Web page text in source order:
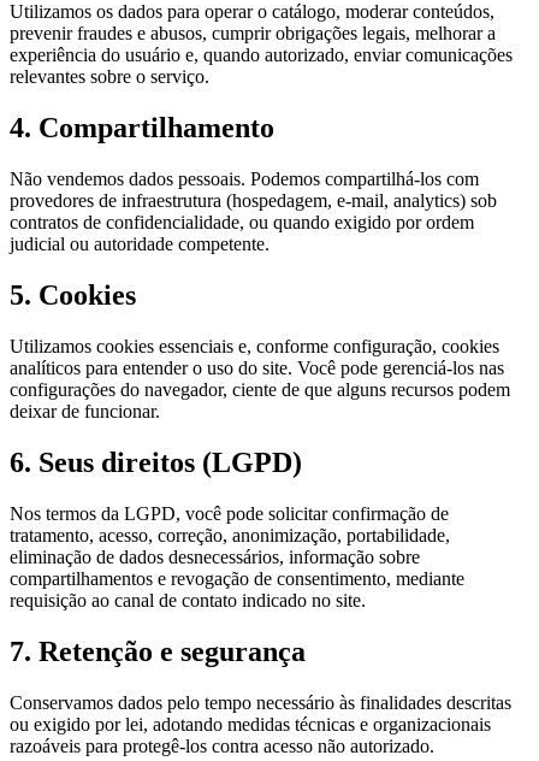
Utilizamos os dados para operar o catálogo, moderar conteúdos,
prevenir fraudes e abusos, cumprir obrigações legais, melhorar a
experiência do usuário e, quando autorizado, enviar comunicações
relevantes sobre o serviço.
4. Compartilhamento
Não vendemos dados pessoais. Podemos compartilhá-los com
provedores de infraestrutura (hospedagem, e-mail, analytics) sob
contratos de confidencialidade, ou quando exigido por ordem
judicial ou autoridade competente.
5. Cookies
Utilizamos cookies essenciais e, conforme configuração, cookies
analíticos para entender o uso do site. Você pode gerenciá-los nas
configurações do navegador, ciente de que alguns recursos podem
deixar de funcionar.
6. Seus direitos (LGPD)
Nos termos da LGPD, você pode solicitar confirmação de
tratamento, acesso, correção, anonimização, portabilidade,
eliminação de dados desnecessários, informação sobre
compartilhamentos e revogação de consentimento, mediante
requisição ao canal de contato indicado no site.
7. Retenção e segurança
Conservamos dados pelo tempo necessário às finalidades descritas
ou exigido por lei, adotando medidas técnicas e organizacionais
razoáveis para protegê-los contra acesso não autorizado.